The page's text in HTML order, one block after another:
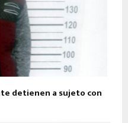
detienen a sujeto con